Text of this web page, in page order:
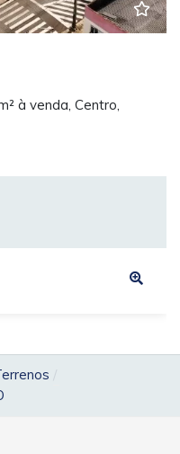
à venda, Centro,